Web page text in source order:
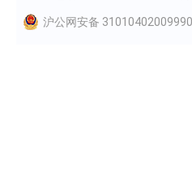
沪公网安备